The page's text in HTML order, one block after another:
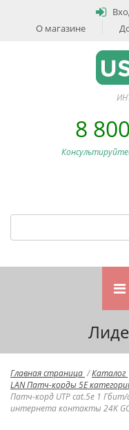
О магазине
8
Главная страница /Каталог
LAN Патч-корды 5E
Патч-корд UTP cat.5e 1 Гбит/
интернета контакты 24K